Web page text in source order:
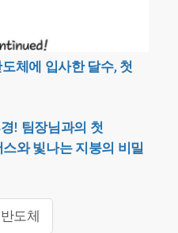
체에 입사한 달수, 첫
! 팀장님과의 첫
와 빛나는 지붕의 비밀
도체